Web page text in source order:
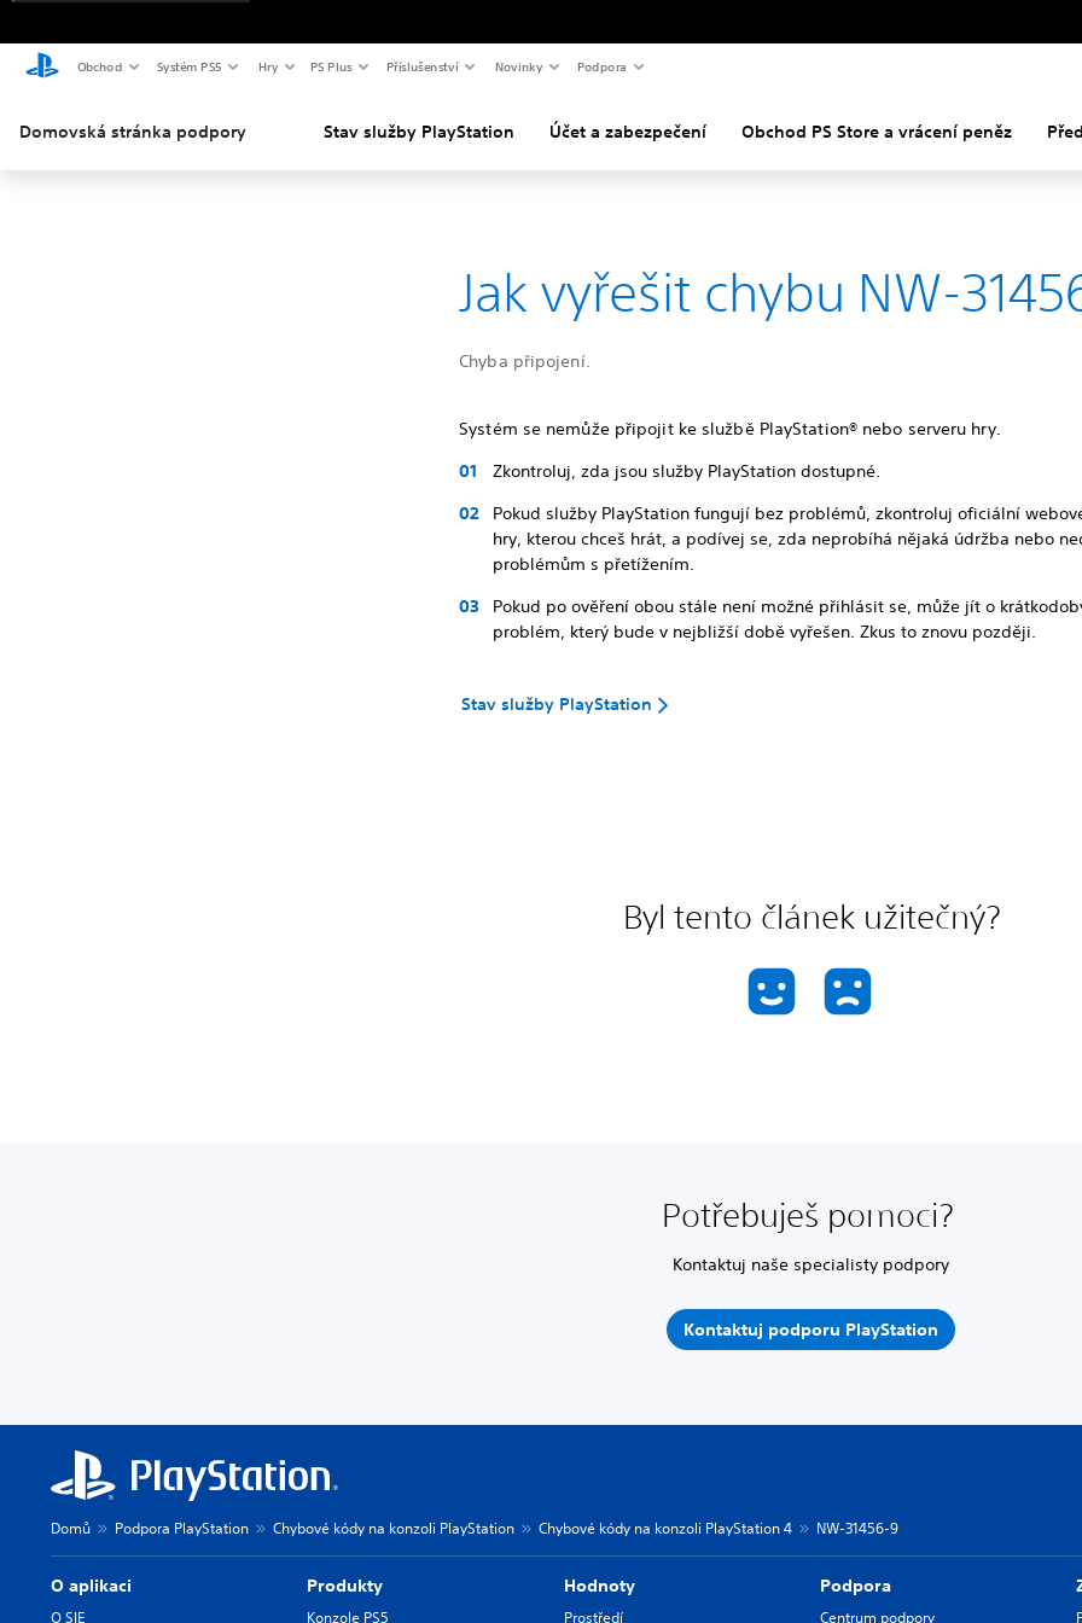
Obchod Systém PS5 Hry PS Plus Příslušenství Novinky Podpora
Domovská stránka podpory Stav služby PlayStation Účet a zabezpečení Obchod PS Store a vrácení peněz
Jak vyřešit chybu NW-
Chyba připojení.
Systém se nemůže připojit ke službě PlayStation® nebo serveru hry.
Zkontroluj, zda jsou služby PlayStation dostupné.
Pokud služby PlayStation fungují bez problémů, zkontroluj oficiální
hry, kterou chceš hrát, a podívej se, zda neprobíhá nějaká údržba nebo
problémům s přetížením.
Pokud po ověření obou stále není možné přihlásit se, může jít o
problém, který bude v nejbližší době vyřešen. Zkus to znovu později.
Stav služby PlayStation
Byl tento článek užitečný?
Potřebuješ pomoci?
Kontaktuj naše specialisty podpory
Kontaktuj podporu PlayStation
Domů Podpora PlayStation Chybové kódy na konzoli PlayStation Chybové kódy na konzoli PlayStation 4 NW-31456-9
O aplikaci
O SIE
Produkty
Konzole PS5
Hodnoty
Prostředí
Podpora
Centrum podpory